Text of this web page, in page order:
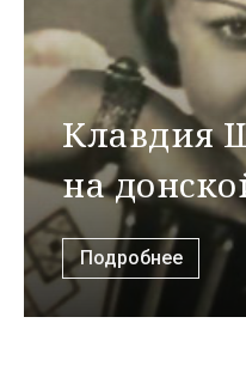
Клавдия
на
Подробнее